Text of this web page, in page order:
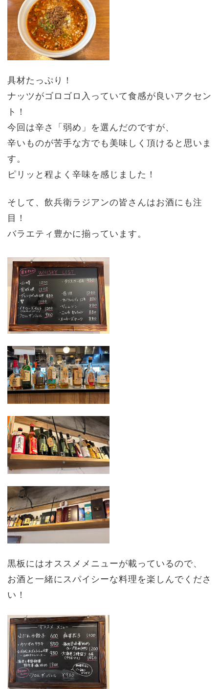
具材たっぷり！
ナッツがゴロゴロ入っていて食感が良いアクセン
ト！
今回は辛さ「弱め」を選んだのですが、
辛いものが苦手な方でも美味しく頂けると思いま
す。
ピリッと程よく辛味を感じました！
そして、飲兵衛ラジアンの皆さんはお酒にも注
目！
バラエティ豊かに揃っています。
黒板にはオススメメニューが載っているので、
お酒と一緒にスパイシーな料理を楽しんでくださ
い！